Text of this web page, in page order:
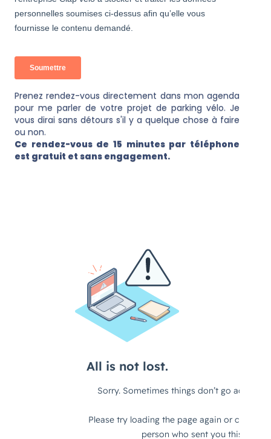
Prenez rendez-vous directement dans mon agenda
pour me parler de votre projet de parking vélo. Je
vous dirai sans détours s'il y a quelque chose à faire
ou non.
Ce rendez-vous de 15 minutes par téléphone
est gratuit et sans engagement.